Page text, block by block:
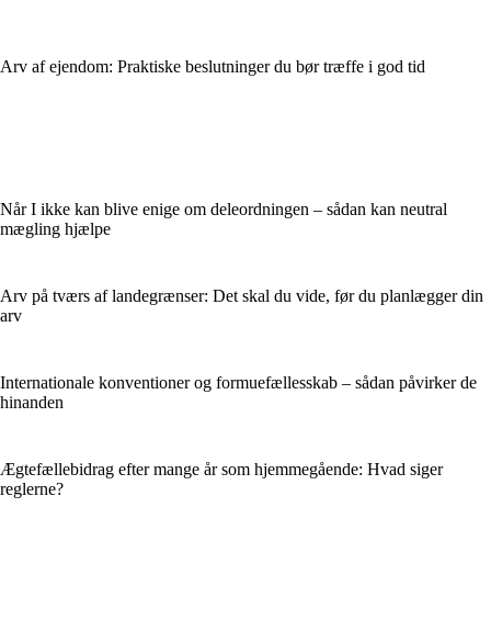
Arv af ejendom: Praktiske beslutninger du bør træffe i god tid
Når I ikke kan blive enige om deleordningen – sådan kan neutral
mægling hjælpe
Arv på tværs af landegrænser: Det skal du vide, før du planlægger din
arv
Internationale konventioner og formuefællesskab – sådan påvirker de
hinanden
Ægtefællebidrag efter mange år som hjemmegående: Hvad siger
reglerne?